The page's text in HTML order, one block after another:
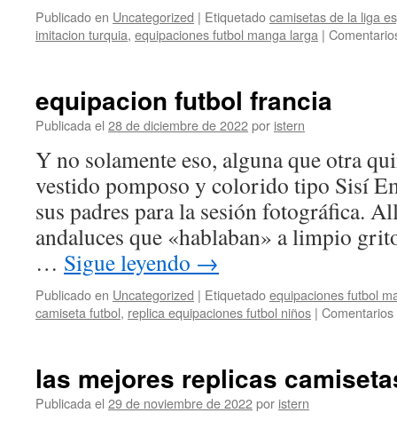
Publicado en Uncategorized | Etiquetadocamisetas de la liga
imitacion turquia, equipaciones futbol manga larga |
equipacion futbol francia
Publicada el 28 de diciembre de 2022por istern
Y no solamente eso, alguna que otra
vestido pomposo y colorido tipo Sisí
sus padres para la sesión fotográfica.
andaluces que «hablaban» a limpio
… Sigue leyendo →
Publicado en Uncategorized | Etiquetadoequipaciones futbol
camiseta futbol, replica equipaciones futbol niños |
las mejores replicas
Publicada el 29 de noviembre de 2022por istern